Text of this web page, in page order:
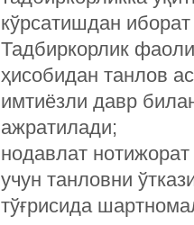
кўрсатишдан
Тадбиркорлик
ҳисобидан танлов
имтиёзли давр
ажратилади;
нодавлат
учун танловни
тўғрисида